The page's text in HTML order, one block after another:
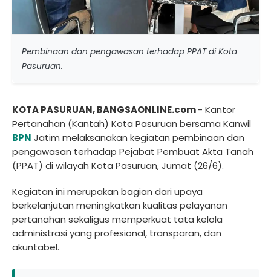
Pembinaan dan pengawasan terhadap PPAT di Kota
Pasuruan.
KOTA PASURUAN, BANGSAONLINE.com- Kantor
Pertanahan (Kantah) Kota Pasuruan bersama Kanwil
BPN Jatim melaksanakan kegiatan pembinaan dan
pengawasan terhadap Pejabat Pembuat Akta Tanah
(PPAT) di wilayah Kota Pasuruan, Jumat (26/6).
Kegiatan ini merupakan bagian dari upaya
berkelanjutan meningkatkan kualitas pelayanan
pertanahan sekaligus memperkuat tata kelola
administrasi yang profesional, transparan, dan
akuntabel.